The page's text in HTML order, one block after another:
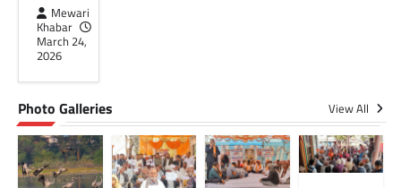
Mewari
Khabar
March 24,
2026
Photo Galleries View All